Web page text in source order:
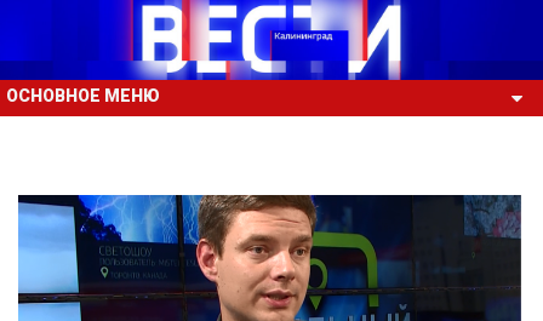
ОСНОВНОЕ МЕНЮ